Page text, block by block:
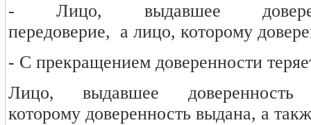
- Лицо, выдавшее
передоверие, а лицо, которому
- С прекращением доверенности
Лицо, выдавшее
которому доверенность выдана, а